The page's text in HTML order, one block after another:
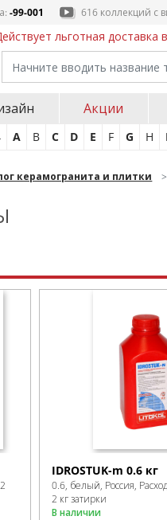
-99-001 616 коллекций с
льготная
Акции
A B C D E F G H
керамогранита и плитки
IDROSTUK-m 0.6 кг
0.6, белый, Россия,
2 кг затирки
В наличии